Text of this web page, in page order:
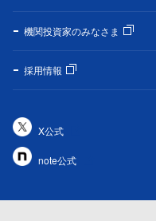
機関投資家のみなさま
採用情報
X公式
note公式